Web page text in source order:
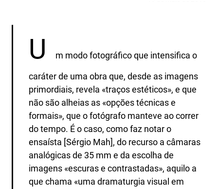
U m modo fotográfico que intensifica o
caráter de uma obra que, desde as imagens
primordiais, revela «traços estéticos», e que
não são alheias as «opções técnicas e
formais», que o fotógrafo manteve ao correr
do tempo. É o caso, como faz notar o
ensaísta [Sérgio Mah], do recurso a câmaras
analógicas de 35 mm e da escolha de
imagens «escuras e contrastadas», aquilo a
que chama «uma dramaturgia visual em